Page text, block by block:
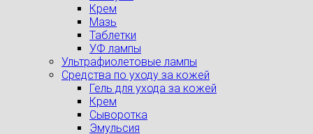
Крем
Мазь
Таблетки
УФ лампы
Ультрафиолетовые лампы
Средства по уходу за кожей
Гель для ухода за кожей
Крем
Сыворотка
Эмульсия